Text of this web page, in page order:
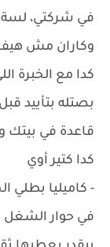
في شركتي،
وكاران مش
كدا مع الخبرة
بصتله بتأييد
قاعدة في
كدا كتير أوي
- كاميليا بطلي
في حوار الشغل